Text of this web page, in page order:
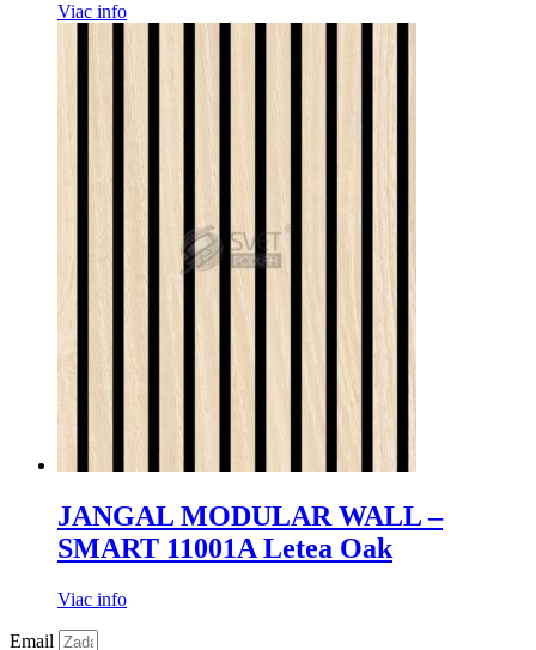
Viac info
JANGAL MODULAR WALL –
SMART 11001A Letea Oak
Viac info
Email